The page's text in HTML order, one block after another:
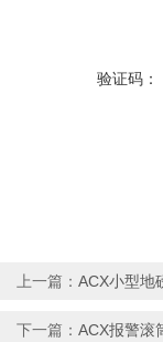
验证码：
上一篇： ACX小型地
下一篇： ACX报警滚